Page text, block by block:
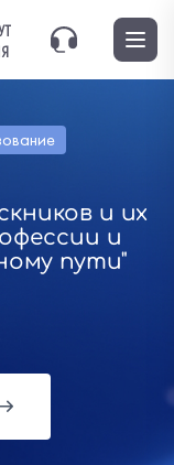
и их
и
пути"